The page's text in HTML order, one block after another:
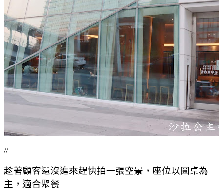
//
趁著顧客還沒進來趕快拍一張空景，座位以圓桌為
主，適合聚餐